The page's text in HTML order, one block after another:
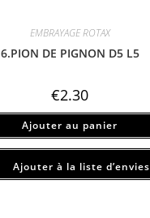
EMBRAYAGE ROTAX
6.PION DE PIGNON D5 L5
€2.30
Ajouter au panier
Ajouter à la liste d’envies